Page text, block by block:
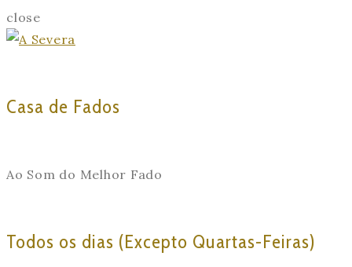
close
Casa de Fados
Ao Som do Melhor Fado
Todos os dias (Excepto Quartas-Feiras)